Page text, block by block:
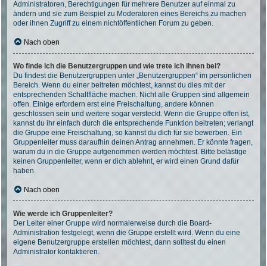
Administratoren, Berechtigungen für mehrere Benutzer auf einmal zu
ändern und sie zum Beispiel zu Moderatoren eines Bereichs zu machen
oder ihnen Zugriff zu einem nichtöffentlichen Forum zu geben.
Nach oben
Wo finde ich die Benutzergruppen und wie trete ich ihnen bei?
Du findest die Benutzergruppen unter „Benutzergruppen“ im persönlichen
Bereich. Wenn du einer beitreten möchtest, kannst du dies mit der
entsprechenden Schaltfläche machen. Nicht alle Gruppen sind allgemein
offen. Einige erfordern erst eine Freischaltung, andere können
geschlossen sein und weitere sogar versteckt. Wenn die Gruppe offen ist,
kannst du ihr einfach durch die entsprechende Funktion beitreten; verlangt
die Gruppe eine Freischaltung, so kannst du dich für sie bewerben. Ein
Gruppenleiter muss daraufhin deinen Antrag annehmen. Er könnte fragen,
warum du in die Gruppe aufgenommen werden möchtest. Bitte belästige
keinen Gruppenleiter, wenn er dich ablehnt, er wird einen Grund dafür
haben.
Nach oben
Wie werde ich Gruppenleiter?
Der Leiter einer Gruppe wird normalerweise durch die Board-
Administration festgelegt, wenn die Gruppe erstellt wird. Wenn du eine
eigene Benutzergruppe erstellen möchtest, dann solltest du einen
Administrator kontaktieren.